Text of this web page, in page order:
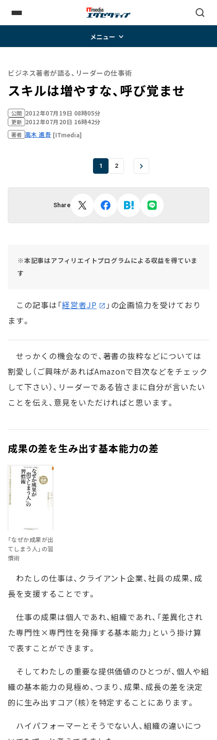
メニュー
ビジネス著者が語る、リーダーの仕事術
スキルは増やすな、呼び覚ませ
公開 2012年07月19日 08時05分
更新 2012年07月20日 16時42分
著者 高木 進吾 [ITmedia]
1 2
Share
※本記事はアフィリエイトプログラムによる収益を得ていま
す
この記事は「経営者JP
」の企画協力を受けており
ます。
せっかくの機会なので、著書の抜粋などについては
割愛し（ご興味があればAmazonで目次などをチェック
して下さい）、リーダーである皆さまに自分が言いたい
ことを伝え、意見をいただければと思います。
成果の差を生み出す基本能力の差
「なぜか成果が出
てしまう人」の習
慣術
わたしの仕事は、クライアント企業、社員の成果、成
長を支援することです。
仕事の成果は個人であれ、組織であれ、「差異化され
た専門性×専門性を発揮する基本能力」という掛け算
で表すことができます。
そしてわたしの重要な提供価値のひとつが、個人や組
織の基本能力の見極め、つまり、成果、成長の差を決定
的に生み出すコア（核）を特定することにあります。
ハイパフォーマーとそうでない人、組織の違いにつ